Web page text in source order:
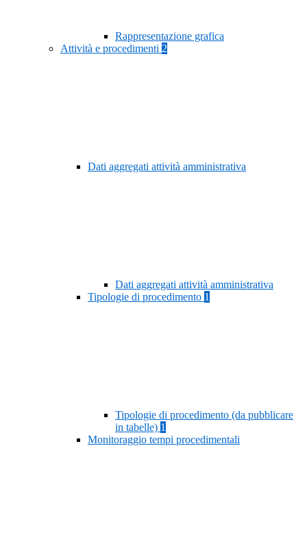
Rappresentazione grafica
Attività e procedimenti 2
Dati aggregati attività amministrativa
Dati aggregati attività amministrativa
Tipologie di procedimento 1
Tipologie di procedimento (da pubblicare
in tabelle) 1
Monitoraggio tempi procedimentali